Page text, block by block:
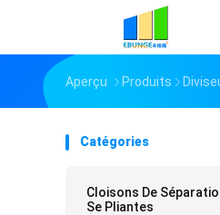
Aperçu Produits
Catégories
Cloisons De
Se Pliantes